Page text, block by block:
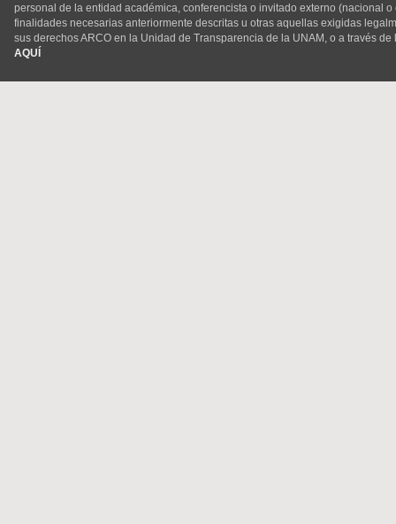
personal de la entidad académica, conferencista o invitado externo (nacional
finalidades necesarias anteriormente descritas u otras aquellas exigidas
sus derechos ARCO en la Unidad de Transparencia de la UNAM, o a través
AQUÍ